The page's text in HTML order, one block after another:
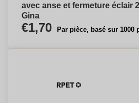
avec anse et fermeture éclair
Gina
€1,70 Par pièce, basé sur 1000